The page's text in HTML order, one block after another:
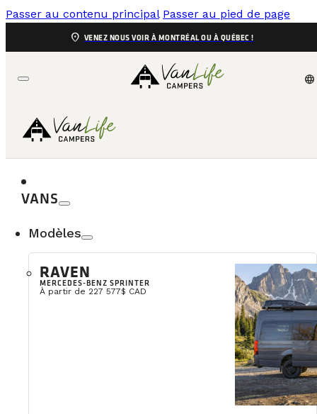
Passer au contenu principal Passer au pied de page
location_on VENEZ NOUS VOIR À MONTRÉAL OU À QUÉBEC !
language
VANS
Modèles
RAVEN
MERCEDES-BENZ SPRINTER
À partir de 227 577$ CAD
Le choix des batteries est un élément central dans
concevoir des systèmes cohérents avec la réalité
hiver. C’est une question essentielle : pourquoi
veut
Un mauvais choix de batteries entraîne
D’où l’importance de comprendre les
décharger au-delà de 50 %, sous peine de réduire